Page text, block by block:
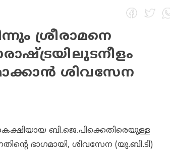
ശ്രീരാമനെ
ശിവസേന
ബി.ജെ.പിക്കെതിരെയുള്ള
ഭാഗമായി, ശിവസേന (യു.ബി.ടി)